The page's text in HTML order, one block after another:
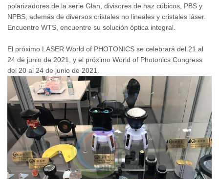
polarizadores de la serie Glan, divisores de haz cúbicos, PBS y
NPBS, además de diversos cristales no lineales y cristales láser.
Encuentre WTS, encuentre su solución óptica integral.
El próximo LASER World of PHOTONICS se celebrará del 21 al
24 de junio de 2021, y el próximo World of Photonics Congress
del 20 al 24 de junio de 2021.